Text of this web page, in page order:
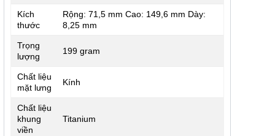
Kích
thước
Rộng: 71,5 mm Cao: 149,6 mm Dày:
8,25 mm
Trọng
lượng
199 gram
Chất liệu
mặt lưng
Kính
Chất liệu
khung
viền
Titanium